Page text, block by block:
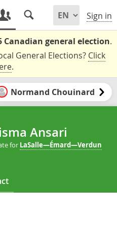
Sign in
Canadian general election.
General Elections? Click
.
Normand Chouinard
Ansari
for LaSalle—Émard—Verdun